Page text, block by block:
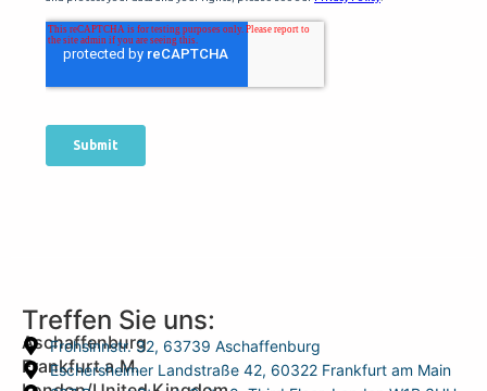
Treffen Sie uns:
Aschaffenburg
Frohsinnstr. 32, 63739 Aschaffenburg
Frankfurt a.M.
Eschersheimer Landstraße 42, 60322 Frankfurt am Main